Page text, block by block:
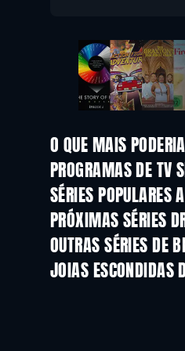
O QUE MAIS Série
PROGRAMAS DE TV
SÉRIES POPULARESSérie
PRÓXIMAS SÉRIES
Temporada
OUTRAS SÉRIES DE
JOIAS ESCONDIDAS